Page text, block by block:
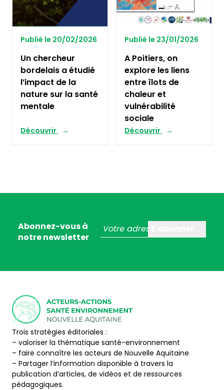
Publié le 20/02/2026
Un chercheur
bordelais a étudié
l’impact de la
nature sur la santé
mentale
Découvrir
Publié le 23/01/2026
A Poitiers, on
explore les liens
entre îlots de
chaleur et
vulnérabilité
sociale
Découvrir
Abonnez-vous à
notre newsletter
Trois stratégies éditoriales :
– valoriser la thématique santé-environnement
– faire connaître les acteurs de Nouvelle Aquitaine
– Partager l’information disponible à travers la
publication d’articles, de vidéos et de ressources
pédagogiques.